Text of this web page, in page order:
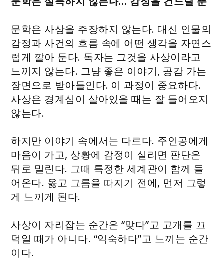
문학은 사상을 주장하지 않는다. 대신 인물의
감정과 사건의 흐름 속에 어떤 생각을 자연스
럽게 깔아 둔다. 독자는 그것을 사상이라고
느끼지 않는다. 그냥 좋은 이야기, 공감 가는
장면으로 받아들인다. 이 과정이 중요하다.
사상은 경계심이 살아있을 때는 잘 들어오지
않는다.
하지만 이야기 속에서는 다르다. 주인공에게
마음이 가고, 상황에 감정이 실리면 판단은
뒤로 밀린다. 그때 특정한 세계관이 함께 들
어온다. 옳고 그름을 따지기 전에, 먼저 그렇
게 느끼게 된다.
사상이 자리잡는 순간은 “맞다”고 고개를 끄
덕일 때가 아니다. “익숙하다”고 느끼는 순간
이다.